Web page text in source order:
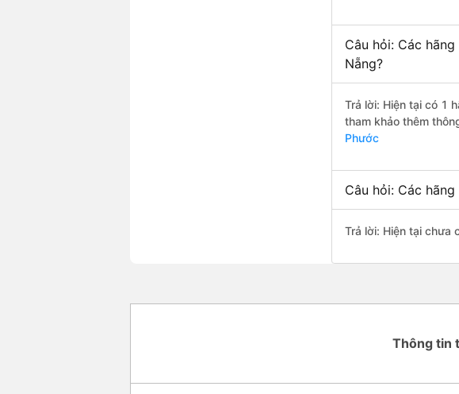
Câu hỏi: Các
Nẵng?
Trả lời: Hiện tại có 1
tham khảo thêm
Phước
Câu hỏi: Các
Trả lời: Hiện tại chưa
Thông tin